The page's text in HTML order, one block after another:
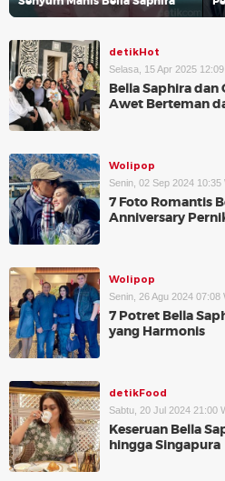
detikHot
Selasa, 15 Apr 2025
Bella Saphira dan
Awet Berteman
Wolipop
Senin, 02 Sep 2024 10:35
7 Foto Romantis
Anniversary
Wolipop
Senin, 26 Agu 2024 07:08
7 Potret Bella
yang Harmonis
detikFood
Sabtu, 20 Jul 2024 21:00
Keseruan Bella
hingga Singapura